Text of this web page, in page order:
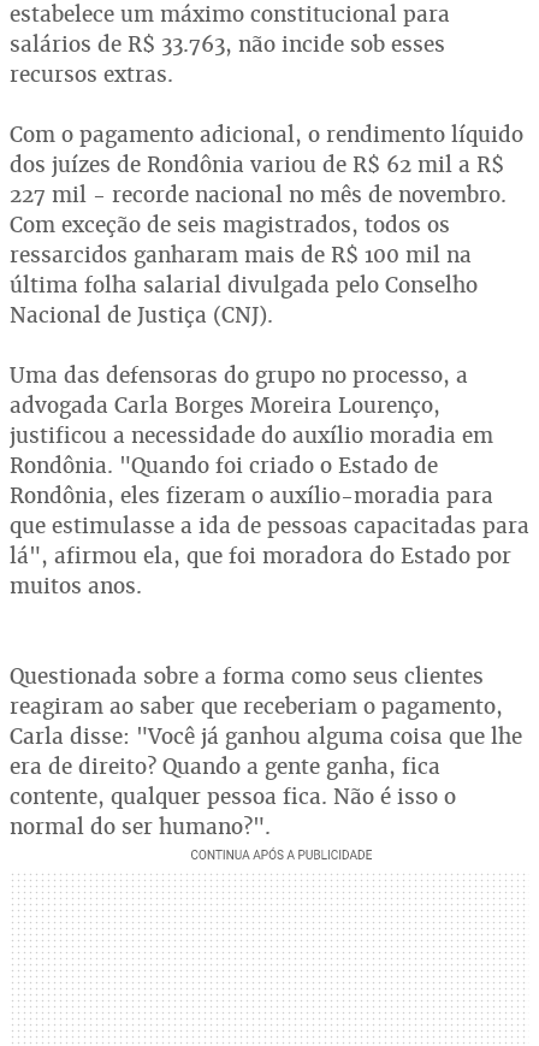
estabelece um máximo constitucional para
salários de R$ 33.763, não incide sob esses
recursos extras.
Com o pagamento adicional, o rendimento líquido
dos juízes de Rondônia variou de R$ 62 mil a R$
227 mil - recorde nacional no mês de novembro.
Com exceção de seis magistrados, todos os
ressarcidos ganharam mais de R$ 100 mil na
última folha salarial divulgada pelo Conselho
Nacional de Justiça (CNJ).
Uma das defensoras do grupo no processo, a
advogada Carla Borges Moreira Lourenço,
justificou a necessidade do auxílio moradia em
Rondônia. "Quando foi criado o Estado de
Rondônia, eles fizeram o auxílio-moradia para
que estimulasse a ida de pessoas capacitadas para
lá", afirmou ela, que foi moradora do Estado por
muitos anos.
Questionada sobre a forma como seus clientes
reagiram ao saber que receberiam o pagamento,
Carla disse: "Você já ganhou alguma coisa que lhe
era de direito? Quando a gente ganha, fica
contente, qualquer pessoa fica. Não é isso o
normal do ser humano?".